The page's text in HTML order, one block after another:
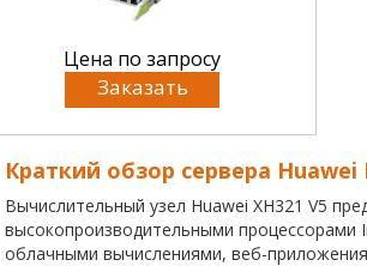
Цена по запросу
Заказать
Краткий обзор сервера Huawei
Вычислительный узел Huawei XH321 V5
высокопроизводительными
облачными вычислениями, веб-